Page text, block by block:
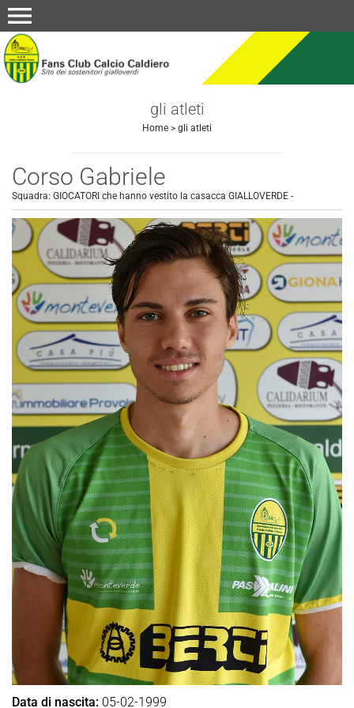
menu
gli atleti
Home > gli atleti
Corso Gabriele
Squadra: GIOCATORI che hanno vestito la casacca GIALLOVERDE -
Data di nascita: 05-02-1999